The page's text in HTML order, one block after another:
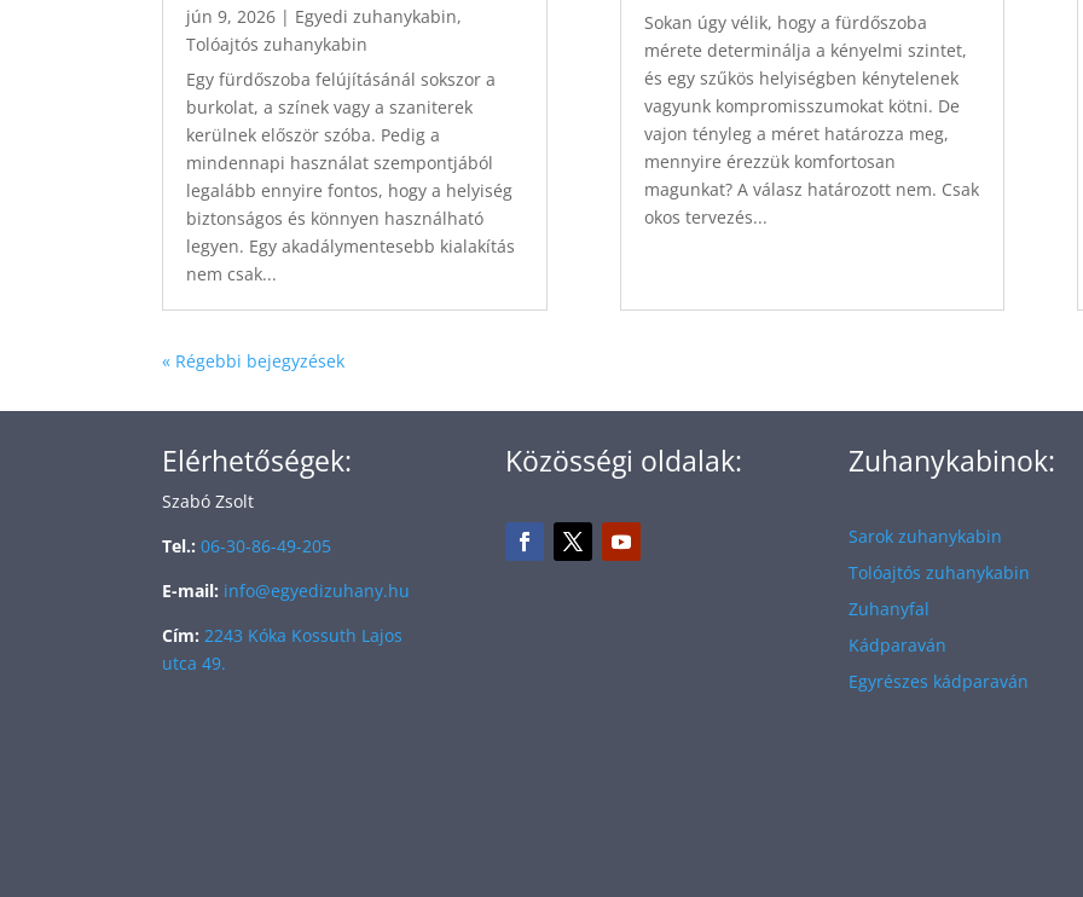
jún 9, 2026 | Egyedi zuhanykabin,
Tolóajtós zuhanykabin
Egy fürdőszoba felújításánál sokszor a
burkolat, a színek vagy a szaniterek
kerülnek először szóba. Pedig a
mindennapi használat szempontjából
legalább ennyire fontos, hogy a helyiség
biztonságos és könnyen használható
legyen. Egy akadálymentesebb kialakítás
nem csak...
Sokan úgy vélik, hogy a fürdőszoba
mérete determinálja a kényelmi szintet,
és egy szűkös helyiségben kénytelenek
vagyunk kompromisszumokat kötni. De
vajon tényleg a méret határozza meg,
mennyire érezzük komfortosan
magunkat? A válasz határozott nem. Csak
okos tervezés...
« Régebbi bejegyzések
Elérhetőségek:
Szabó Zsolt
Tel.: 06-30-86-49-205
E-mail: info@egyedizuhany.hu
Cím: 2243 Kóka Kossuth Lajos
utca 49.
Közösségi oldalak: Zuhanykabinok:
Sarok zuhanykabin
Tolóajtós zuhanykabin
Zuhanyfal
Kádparaván
Egyrészes kádparaván